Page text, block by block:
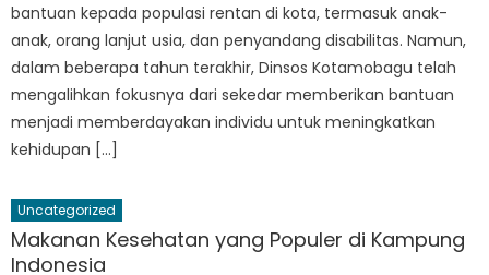
bantuan kepada populasi rentan di kota, termasuk anak-
anak, orang lanjut usia, dan penyandang disabilitas. Namun,
dalam beberapa tahun terakhir, Dinsos Kotamobagu telah
mengalihkan fokusnya dari sekedar memberikan bantuan
menjadi memberdayakan individu untuk meningkatkan
kehidupan […]
Uncategorized
Makanan Kesehatan yang Populer di Kampung
Indonesia